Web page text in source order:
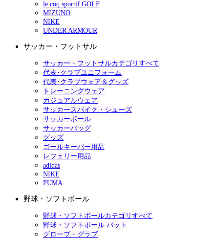
le coq sportif GOLF
MIZUNO
NIKE
UNDER ARMOUR
サッカー・フットサル
サッカー・フットサルカテゴリすべて
代表･クラブユニフォーム
代表･クラブウェア＆グッズ
トレーニングウェア
カジュアルウェア
サッカースパイク・シューズ
サッカーボール
サッカーバッグ
グッズ
ゴールキーパー用品
レフェリー用品
adidas
NIKE
PUMA
野球・ソフトボール
野球・ソフトボールカテゴリすべて
野球・ソフトボール バット
グローブ・グラブ